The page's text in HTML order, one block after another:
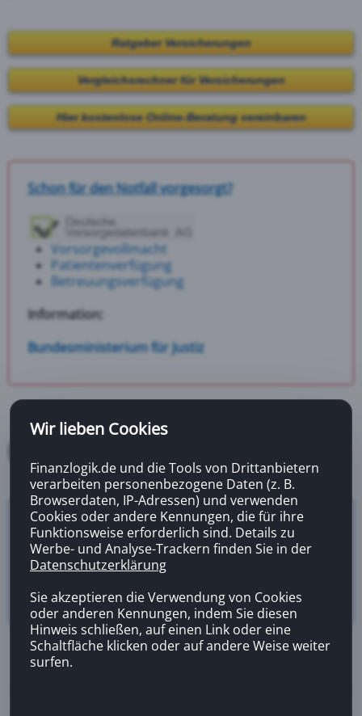
Ratgeber Versicherungen
Vergleichsrechner für Versicherungen
Hier kostenlose Online-Beratung vereinbaren
Schon für den Notfall vorgesorgt?
Vorsorgevollmacht
Patientenverfügung
Betreuungsverfügung
Information:
Bundesministerium für Justiz
Versicherungsrechner
Zahnzusatzversicherung
Wir lieben Cookies
Finanzlogik.de und die Tools von Drittanbietern
verarbeiten personenbezogene Daten (z. B.
Browserdaten, IP-Adressen) und verwenden
Cookies oder andere Kennungen, die für ihre
Funktionsweise erforderlich sind. Details zu
Werbe- und Analyse-Trackern finden Sie in der
Datenschutzerklärung
Sie akzeptieren die Verwendung von Cookies
oder anderen Kennungen, indem Sie diesen
Hinweis schließen, auf einen Link oder eine
Schaltfläche klicken oder auf andere Weise weiter
surfen.